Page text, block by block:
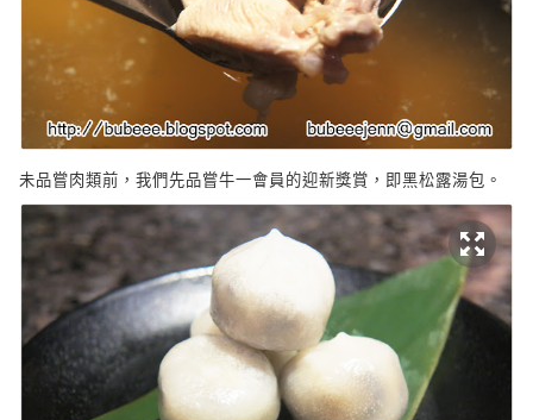
未品嘗肉類前，我們先品嘗牛一會員的迎新獎賞，即黑松露湯包。